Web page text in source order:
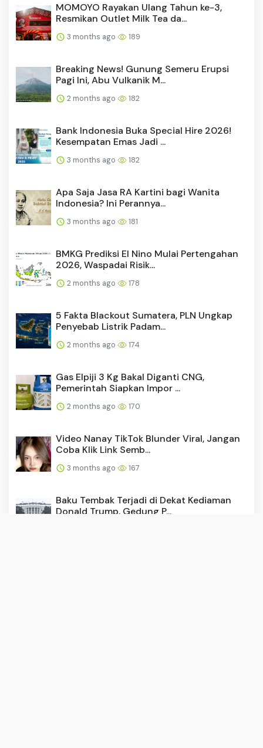
MOMOYO Rayakan Ulang Tahun ke-3,
Resmikan Outlet Milk Tea da...
3 months ago 189
Breaking News! Gunung Semeru Erupsi
Pagi Ini, Abu Vulkanik M...
2 months ago 182
Bank Indonesia Buka Special Hire 2026!
Kesempatan Emas Jadi ...
3 months ago 182
Apa Saja Jasa RA Kartini bagi Wanita
Indonesia? Ini Perannya...
3 months ago 181
BMKG Prediksi El Nino Mulai Pertengahan
2026, Waspadai Risik...
2 months ago 178
5 Fakta Blackout Sumatera, PLN Ungkap
Penyebab Listrik Padam...
2 months ago 174
Gas Elpiji 3 Kg Bakal Diganti CNG,
Pemerintah Siapkan Impor ...
2 months ago 170
Video Nanay TikTok Blunder Viral, Jangan
Coba Klik Link Semb...
3 months ago 167
Baku Tembak Terjadi di Dekat Kediaman
Donald Trump, Gedung P...